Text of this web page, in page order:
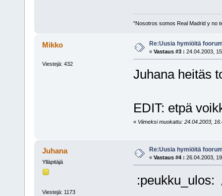
"Nosotros somos Real Madrid y no
Mikko
Viestejä: 432
Re:Uusia hymiöitä
« Vastaus #3 : 24.04.2003,
Juhana heitäs
EDIT: etpä
« Viimeksi muokattu: 24.04.2003,
Juhana
Ylläpitäjä
Viestejä: 1173
Re:Uusia hymiöitä
« Vastaus #4 : 26.04.2003,
:peukku_ulos: